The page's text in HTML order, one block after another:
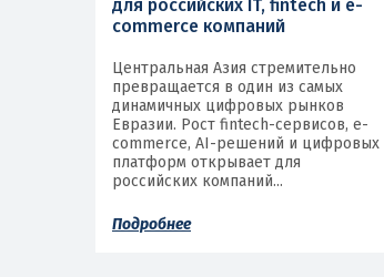
для российских IT, fintech и e-
commerce компаний
Центральная Азия стремительно
превращается в один из самых
динамичных цифровых рынков
Евразии. Рост fintech-сервисов, e-
commerce, AI-решений и цифровых
платформ открывает для
российских компаний...
Подробнее